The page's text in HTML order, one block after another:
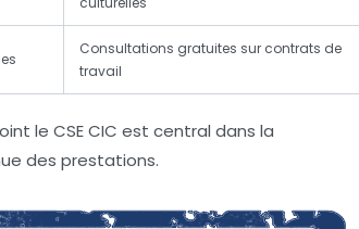
Consultations gratuites sur contrats de
travail
le CSE CIC est central dans la
des prestations.